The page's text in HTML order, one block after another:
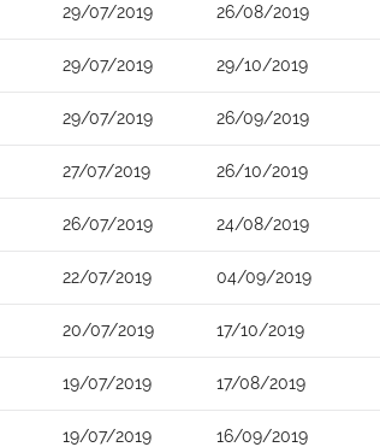
29/07/2019 26/08/2019
29/07/2019 29/10/2019
29/07/2019 26/09/2019
27/07/2019 26/10/2019
26/07/2019 24/08/2019
22/07/2019 04/09/2019
20/07/2019 17/10/2019
19/07/2019 17/08/2019
19/07/2019 16/09/2019